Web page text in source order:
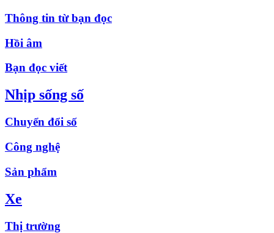
Thông tin từ bạn đọc
Hồi âm
Bạn đọc viết
Nhịp sống số
Chuyển đổi số
Công nghệ
Sản phẩm
Xe
Thị trường